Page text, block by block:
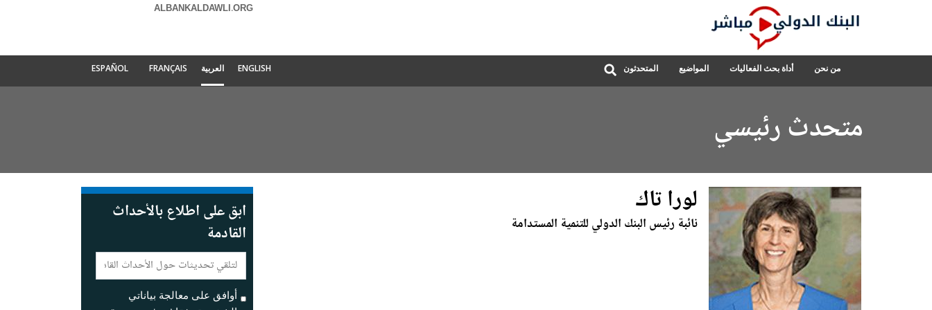
Navigation
البنك
الدولي
مباشر
ALBANKALDAWLI.ORG
من نحن أداة بحث الفعاليات المواضيع المتحدثون Global
Search
ENGLISH العربية FRANÇAIS
ESPAÑOL
متحدث رئيسي
لورا تاك
نائبة رئيس البنك الدولي للتنمية المستدامة
ابق على اطلاع بالأحداث
القادمة
E-
mail:
أوافق على معالجة بياناتي